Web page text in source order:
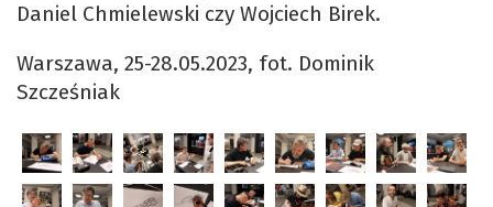
Daniel Chmielewski czy Wojciech Birek.
Warszawa, 25-28.05.2023, fot. Dominik
Szcześniak